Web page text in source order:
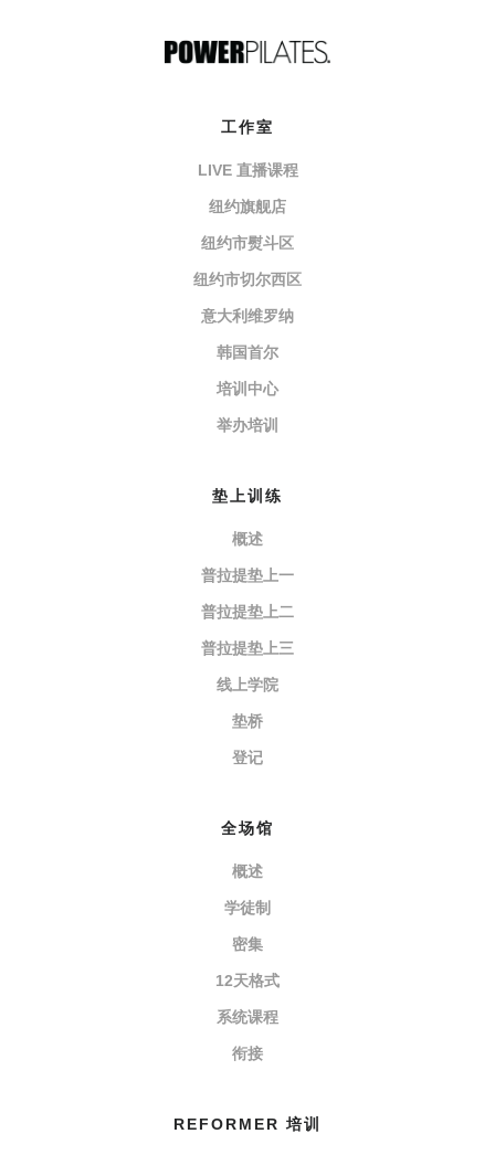
工作室
LIVE 直播课程
纽约旗舰店
纽约市熨斗区
纽约市切尔西区
意大利维罗纳
韩国首尔
培训中心
举办培训
垫上训练
概述
普拉提垫上一
普拉提垫上二
普拉提垫上三
线上学院
垫桥
登记
全场馆
概述
学徒制
密集
12天格式
系统课程
衔接
REFORMER 培训